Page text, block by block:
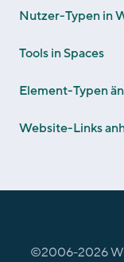
Nutzer-Typen in
Tools in Spaces
Element-Typen
Website-Links
©2006-2026